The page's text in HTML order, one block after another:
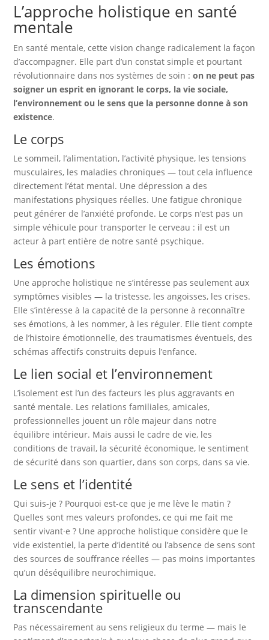
L’approche holistique en santé
mentale
En santé mentale, cette vision change radicalement la façon
d’accompagner. Elle part d’un constat simple et pourtant
révolutionnaire dans nos systèmes de soin :on ne peut pas
soigner un esprit en ignorant le corps, la vie sociale,
l’environnement ou le sens que la personne donne à son
existence.
Le corps
Le sommeil, l’alimentation, l’activité physique, les tensions
musculaires, les maladies chroniques — tout cela influence
directement l’état mental. Une dépression a des
manifestations physiques réelles. Une fatigue chronique
peut générer de l’anxiété profonde. Le corps n’est pas un
simple véhicule pour transporter le cerveau : il est un
acteur à part entière de notre santé psychique.
Les émotions
Une approche holistique ne s’intéresse pas seulement aux
symptômes visibles — la tristesse, les angoisses, les crises.
Elle s’intéresse à la capacité de la personne à reconnaître
ses émotions, à les nommer, à les réguler. Elle tient compte
de l’histoire émotionnelle, des traumatismes éventuels, des
schémas affectifs construits depuis l’enfance.
Le lien social et l’environnement
L’isolement est l’un des facteurs les plus aggravants en
santé mentale. Les relations familiales, amicales,
professionnelles jouent un rôle majeur dans notre
équilibre intérieur. Mais aussi le cadre de vie, les
conditions de travail, la sécurité économique, le sentiment
de sécurité dans son quartier, dans son corps, dans sa vie.
Le sens et l’identité
Qui suis-je ? Pourquoi est-ce que je me lève le matin ?
Quelles sont mes valeurs profondes, ce qui me fait me
sentir vivant·e ? Une approche holistique considère que le
vide existentiel, la perte d’identité ou l’absence de sens sont
des sources de souffrance réelles — pas moins importantes
qu’un déséquilibre neurochimique.
La dimension spirituelle ou
transcendante
Pas nécessairement au sens religieux du terme — mais le